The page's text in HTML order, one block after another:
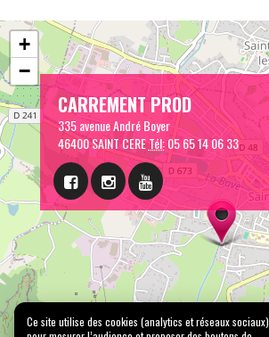
CARREMENT PROD
335 avenue André Boyer
46400 SAINT CERETél:05 65 14 06 33
+
−
Ce site utilise des cookies (analytics et réseaux sociaux)